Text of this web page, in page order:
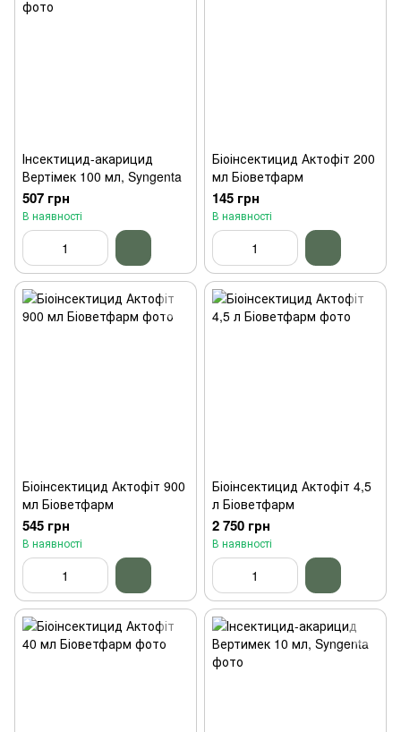
Інсектицид-акарицид
Вертімек 100 мл, Syngenta
507 грн
В наявності
Біоінсектицид Актофіт 200
мл Біоветфарм
145 грн
В наявності
Біоінсектицид Актофіт 900
мл Біоветфарм
545 грн
В наявності
Біоінсектицид Актофіт 4,5
л Біоветфарм
2 750 грн
В наявності